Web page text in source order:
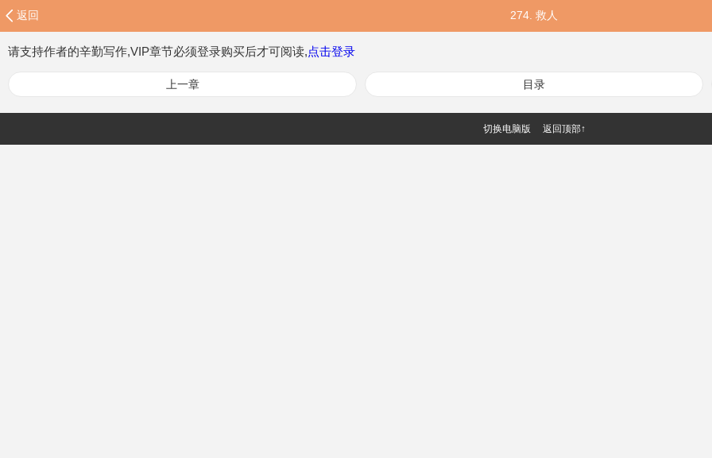
返回 274. 救人
请支持作者的辛勤写作,VIP章节必须登录购买后才可阅读,点击登录
上一章 目录
切换电脑版 返回顶部↑